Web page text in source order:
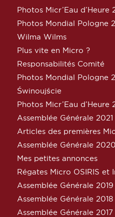
Photos Micr’Eau d’Heure
Photos Mondial Pologne
Wilma Wilms
Plus vite en Micro ?
Responsabilités Comité
Photos Mondial Pologne
Świnoujście
Photos Micr’Eau
Assemblée Générale 2021
Articles des premières
Assemblée Générale 2020
Mes petites annonces
Régates Micro OSIRIS et
Assemblée Générale 2019
Assemblée Générale 2018
Assemblée Générale 2017